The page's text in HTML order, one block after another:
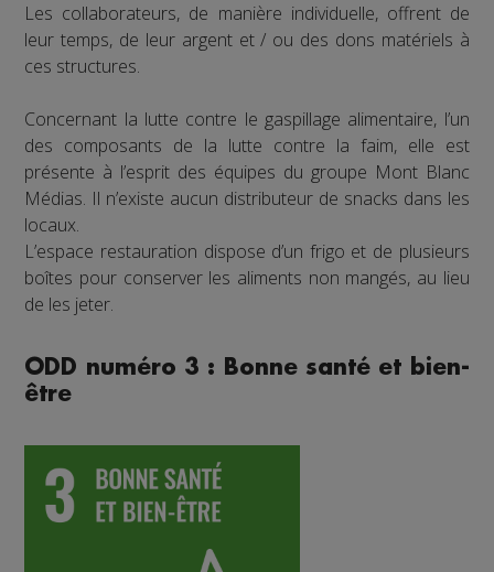
Les collaborateurs, de manière individuelle, offrent de
leur temps, de leur argent et / ou des dons matériels à
ces structures.
Concernant la lutte contre le gaspillage alimentaire, l’un
des composants de la lutte contre la faim, elle est
présente à l’esprit des équipes du groupe Mont Blanc
Médias. Il n’existe aucun distributeur de snacks dans les
locaux.
L’espace restauration dispose d’un frigo et de plusieurs
boîtes pour conserver les aliments non mangés, au lieu
de les jeter.
ODD numéro 3 : Bonne santé et bien-
être